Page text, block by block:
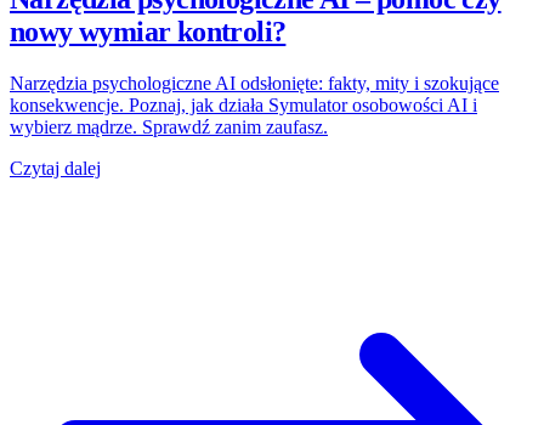
nowy wymiar kontroli?
Narzędzia psychologiczne AI odsłonięte: fakty, mity i szokujące
konsekwencje. Poznaj, jak działa Symulator osobowości AI i
wybierz mądrze. Sprawdź zanim zaufasz.
Czytaj dalej